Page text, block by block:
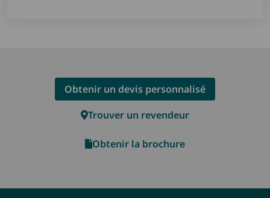
Obtenir un devis personnalisé
Trouver un revendeur
Obtenir la brochure